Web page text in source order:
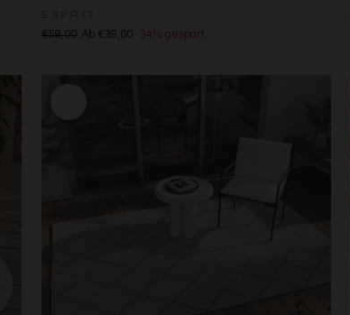
€59,00 Ab €39,00 34% gespart
Standortdaten
zur Identifikation aktiv abfragen